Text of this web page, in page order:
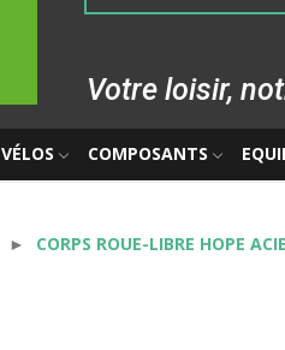
Votre loisir,
VÉLOS COMPOSANTS
CORPS ROUE-LIBRE HOPE